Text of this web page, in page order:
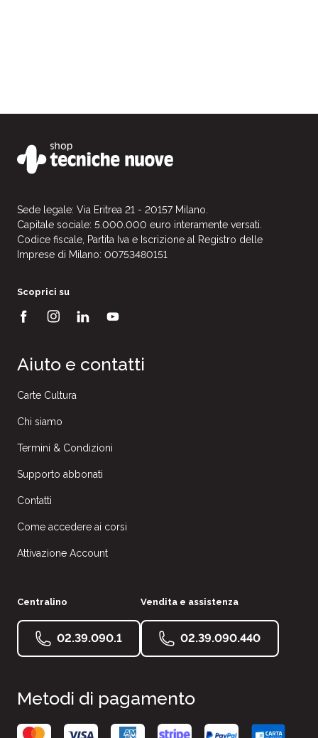
Sede legale: Via Eritrea 21 - 20157 Milano.
Capitale sociale: 5.000.000 euro interamente versati.
Codice fiscale, Partita Iva e Iscrizione al Registro delle
Imprese di Milano: 00753480151
Scoprici su
Aiuto e contatti
Carte Cultura
Chi siamo
Termini & Condizioni
Supporto abbonati
Contatti
Come accedere ai corsi
Attivazione Account
Centralino
02.39.090.1
Vendita e assistenza
02.39.090.440
Metodi di pagamento